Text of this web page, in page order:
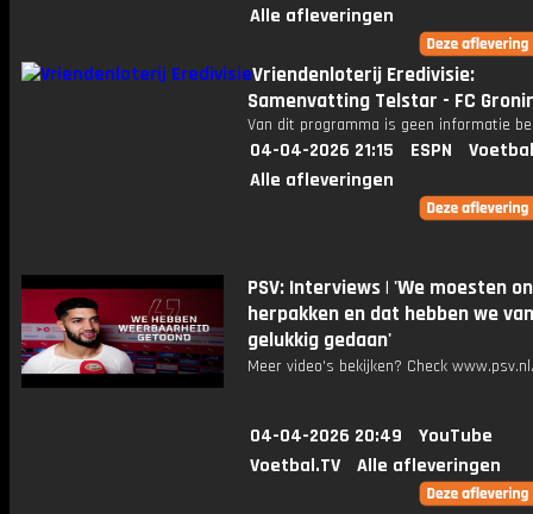
Alle afleveringen
Vriendenloterij Eredivisie:
Samenvatting Telstar - FC
Van dit programma is geen informatie
04-04-2026 21:15 ESPN
Alle afleveringen
PSV: Interviews | 'We moesten
herpakken en dat hebben we
gelukkig gedaan'
Meer video's bekijken? Check
04-04-2026 20:49
YouTube
Voetbal.TV
Alle afleveringen